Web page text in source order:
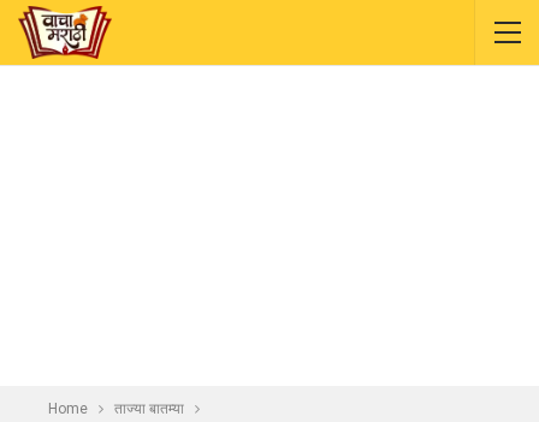
Home ताज्या बातम्या